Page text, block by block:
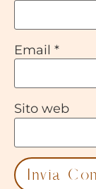
Email *
Sito web